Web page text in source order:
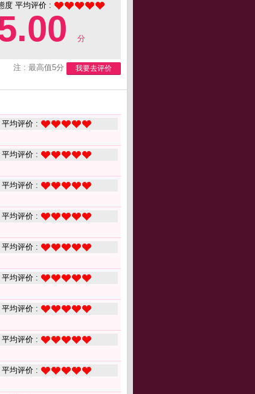
度 平均评价 :
分
注 : 最高值5分 我要去评价
均评价 :
均评价 :
均评价 :
均评价 :
均评价 :
均评价 :
均评价 :
均评价 :
均评价 :